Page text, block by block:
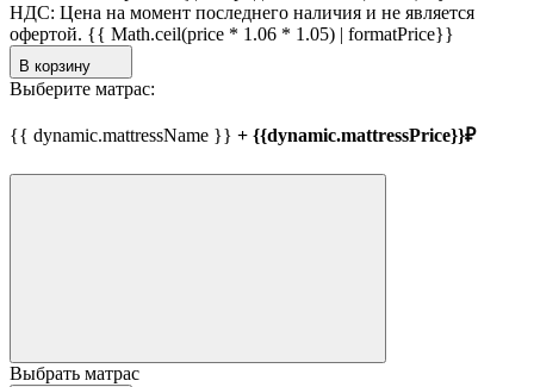
НДС: Цена на момент последнего наличия и не является
офертой. {{ Math.ceil(price * 1.06 * 1.05) | formatPrice}}
В корзину
Выберите матрас:
{{ dynamic.mattressName }} + {{dynamic.mattressPrice}}₽
Выбрать матрас